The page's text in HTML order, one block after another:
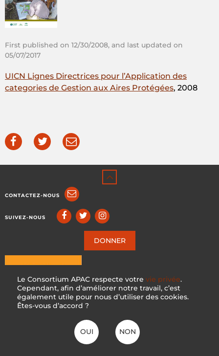
Le Consortium APAC respecte votre vie privée.
Cependant, afin d’améliorer notre travail, c’est
également utile pour nous d’utiliser des cookies.
Êtes-vous d’accord ?
OUI NON
First published on 12/30/2008, and last updated on
05/07/2017
UICN Lignes Directrices pour l’Application des
categories de Gestion aux Aires Protégées, 2008
CONTACTEZ-NOUS
SUIVEZ-NOUS
DONNER
CC BY-NC-SA 4.0|PRIVACY POLICY
Créé avec ♥ en Suisse par KOSDESIGN | Hosted in Switzerland by